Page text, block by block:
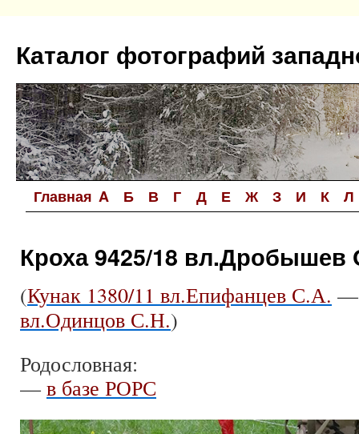
содержимому
Каталог фотографий
Главная A Б В Г Д Е Ж З И К Л
Кроха 9425/18 вл.Дробышев
(Кунак 1380/11 вл.Епифанцев С.А.
вл.Одинцов С.Н.)
Родословная:
— в базе РОРС